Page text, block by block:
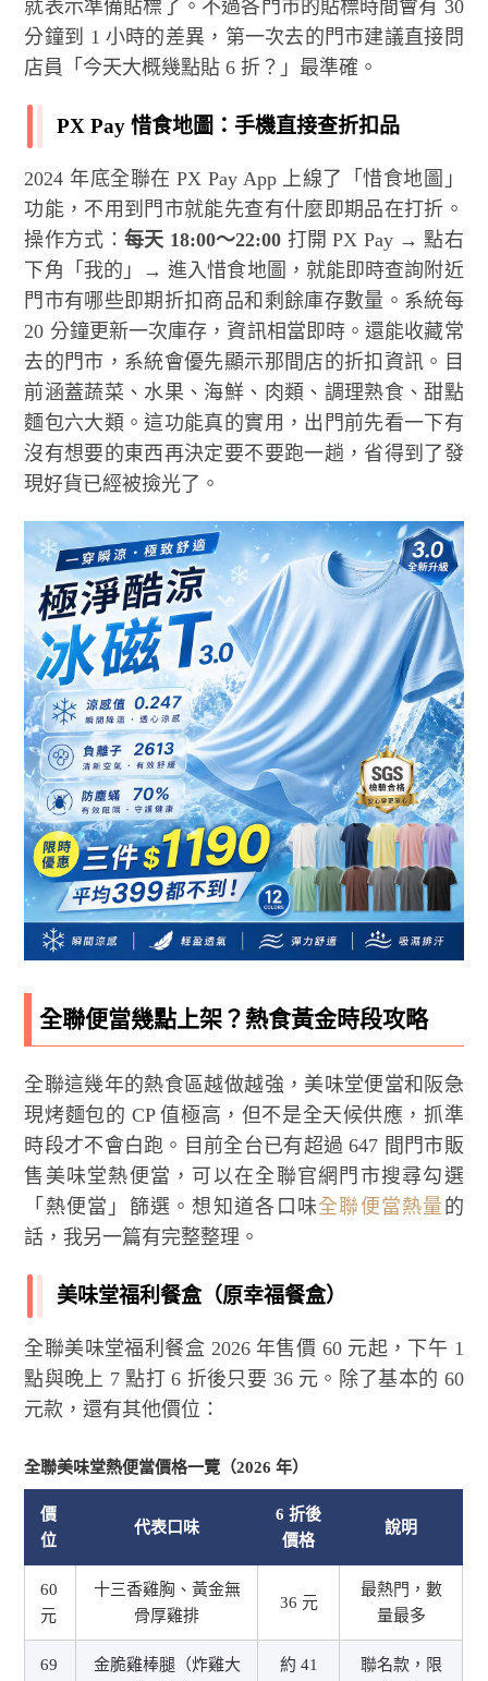
就表示準備貼標了。不過各門市的貼標時間會有 30
分鐘到 1 小時的差異，第一次去的門市建議直接問
店員「今天大概幾點貼 6 折？」最準確。
PX Pay 惜食地圖：手機直接查折扣品
2024 年底全聯在 PX Pay App 上線了「惜食地圖」
功能，不用到門市就能先查有什麼即期品在打折。
操作方式： 每天 18:00～22:00 打開 PX Pay → 點右
下角「我的」→ 進入惜食地圖，就能即時查詢附近
門市有哪些即期折扣商品和剩餘庫存數量。系統每
20 分鐘更新一次庫存，資訊相當即時。還能收藏常
去的門市，系統會優先顯示那間店的折扣資訊。目
前涵蓋蔬菜、水果、海鮮、肉類、調理熟食、甜點
麵包六大類。這功能真的實用，出門前先看一下有
沒有想要的東西再決定要不要跑一趟，省得到了發
現好貨已經被撿光了。
全聯便當幾點上架？熱食黃金時段攻略
全聯這幾年的熱食區越做越強，美味堂便當和阪急
現烤麵包的 CP 值極高，但不是全天候供應，抓準
時段才不會白跑。目前全台已有超過 647 間門市販
售美味堂熱便當，可以在全聯官網門市搜尋勾選
「熱便當」篩選。想知道各口味全聯便當熱量 的
話，我另一篇有完整整理。
美味堂福利餐盒（原幸福餐盒）
全聯美味堂福利餐盒 2026 年售價 60 元起，下午 1
點與晚上 7 點打 6 折後只要 36 元。除了基本的 60
元款，還有其他價位：
全聯美味堂熱便當價格一覽（2026 年）
價
位
代表口味
6 折後
價格
說明
60
元
十三香雞胸、黃金無
骨厚雞排
36 元
最熱門，數
量最多
69
金脆雞棒腿（炸雞大
約 41
聯名款，限